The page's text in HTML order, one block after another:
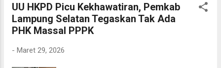
Daerah (BPKAD) Lampung Selatan, Rini
Ariasih, meminta para pegawai tetap tenang
dan tidak terpancing informasi yang belum
mencuat seiring adanya ketentuan
UU HKPD Picu Kekhawatiran, Pemkab
Lampung Selatan Tegaskan Tak Ada
PHK Massal PPPK
- Maret 29, 2026